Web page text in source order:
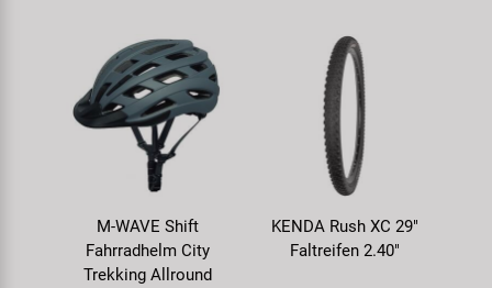
M-WAVE Shift
Fahrradhelm City
Trekking Allround
KENDA Rush XC 29"
Faltreifen 2.40"